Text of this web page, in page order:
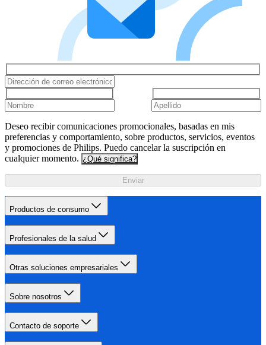
Deseo recibir comunicaciones promocionales, basadas en mis
preferencias y comportamiento, sobre productos, servicios, eventos
y promociones de Philips. Puedo cancelar la suscripción en
cualquier momento. ¿Qué significa?
Enviar
Productos de consumo
Profesionales de la salud
Otras soluciones empresariales
Sobre nosotros
Contacto de soporte